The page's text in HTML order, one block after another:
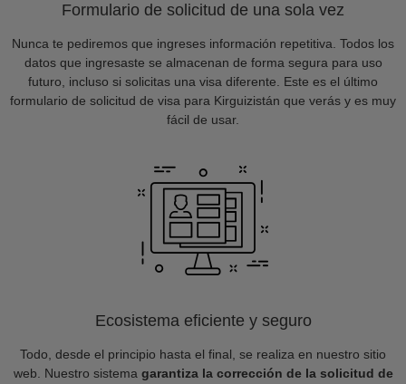
Formulario de solicitud de una sola vez
Nunca te pediremos que ingreses información repetitiva. Todos los
datos que ingresaste se almacenan de forma segura para uso
futuro, incluso si solicitas una visa diferente. Este es el último
formulario de solicitud de visa para Kirguizistán que verás y es muy
fácil de usar.
Ecosistema eficiente y seguro
Todo, desde el principio hasta el final, se realiza en nuestro sitio
web. Nuestro sistema garantiza la corrección de la solicitud de